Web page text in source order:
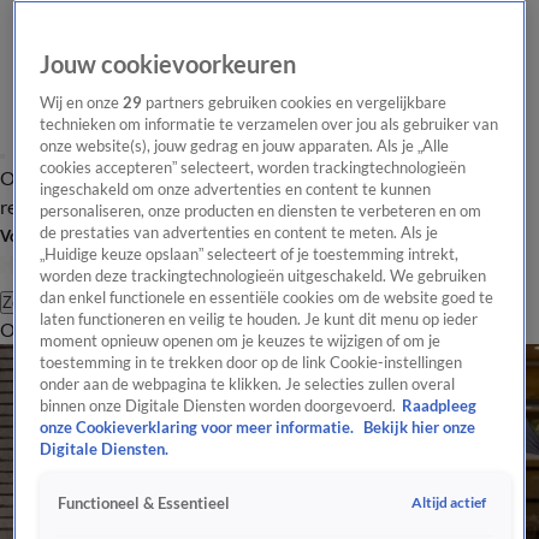
Overzicht Laatste nieuws Regionieuws Het beste van Hart
Tip de
redactie
Volg Hart van Nederland
Zoeken
OverzichtRegioUitzendingenWeerTip de redactiePanelVideo's
Jouw cookievoorkeuren
Wij en onze29 partners gebruiken cookies en vergelijkbare
technieken om informatie te verzamelen over jou als gebruiker van
onze website(s), jouw gedrag en jouw apparaten. Als je „Alle
cookies accepteren” selecteert, worden trackingtechnologieën
ingeschakeld om onze advertenties en content te kunnen
personaliseren, onze producten en diensten te verbeteren en om
de prestaties van advertenties en content te meten. Als je
„Huidige keuze opslaan” selecteert of je toestemming intrekt,
worden deze trackingtechnologieën uitgeschakeld. We gebruiken
dan enkel functionele en essentiële cookies om de website goed te
laten functioneren en veilig te houden. Je kunt dit menu op ieder
moment opnieuw openen om je keuzes te wijzigen of om je
toestemming in te trekken door op de link Cookie-instellingen
onder aan de webpagina te klikken. Je selecties zullen overal
binnen onze Digitale Diensten worden doorgevoerd. Raadpleeg
onze Cookieverklaring voor meer informatie.
Bekijk hier onze
Digitale Diensten.
Functioneel & Essentieel Altijd actief